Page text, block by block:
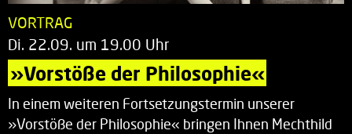
VORTRAG
Di. 22.09. um 19.00 Uhr
»Vorstöße der Philosophie«
In einem weiteren Fortsetzungstermin unserer
»Vorstöße der Philosophie« bringen Ihnen Mechthild